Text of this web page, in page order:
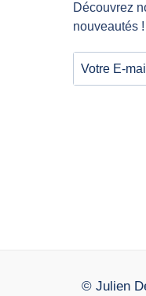
Découvrez
nouveautés !
© Julien